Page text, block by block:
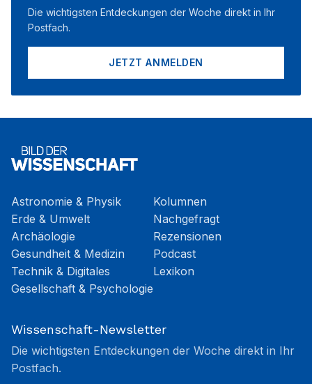
Die wichtigsten Entdeckungen der Woche direkt in Ihr
Postfach.
JETZT ANMELDEN
Astronomie & Physik
Erde & Umwelt
Archäologie
Gesundheit & Medizin
Technik & Digitales
Gesellschaft & Psychologie
Kolumnen
Nachgefragt
Rezensionen
Podcast
Lexikon
Wissenschaft-Newsletter
Die wichtigsten Entdeckungen der Woche direkt in Ihr
Postfach.